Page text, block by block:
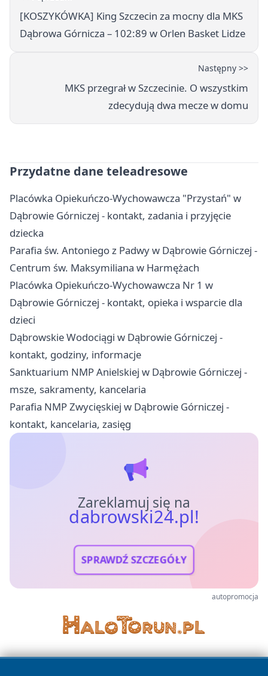
[KOSZYKÓWKA] King Szczecin za mocny dla MKS
Dąbrowa Górnicza – 102:89 w Orlen Basket Lidze
Następny >>
MKS przegrał w Szczecinie. O wszystkim
zdecydują dwa mecze w domu
Przydatne dane teleadresowe
Placówka Opiekuńczo-Wychowawcza "Przystań" w
Dąbrowie Górniczej - kontakt, zadania i przyjęcie
dziecka
Parafia św. Antoniego z Padwy w Dąbrowie Górniczej -
Centrum św. Maksymiliana w Harmężach
Placówka Opiekuńczo-Wychowawcza Nr 1 w
Dąbrowie Górniczej - kontakt, opieka i wsparcie dla
dzieci
Dąbrowskie Wodociągi w Dąbrowie Górniczej -
kontakt, godziny, informacje
Sanktuarium NMP Anielskiej w Dąbrowie Górniczej -
msze, sakramenty, kancelaria
Parafia NMP Zwycięskiej w Dąbrowie Górniczej -
kontakt, kancelaria, zasięg
Zareklamuj się na
dabrowski24.pl!
SPRAWDŹ SZCZEGÓŁY
autopromocja